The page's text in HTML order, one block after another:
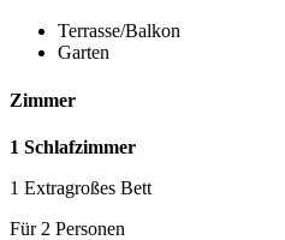
Terrasse/Balkon
Garten
Zimmer
1 Schlafzimmer
1 Extragroßes Bett
Für 2 Personen